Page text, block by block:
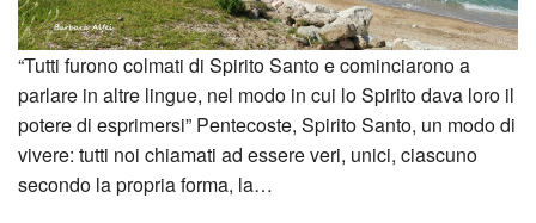
“Tutti furono colmati di Spirito Santo e cominciarono a
parlare in altre lingue, nel modo in cui lo Spirito dava loro il
potere di esprimersi” Pentecoste, Spirito Santo, un modo di
vivere: tutti noi chiamati ad essere veri, unici, ciascuno
secondo la propria forma, la…